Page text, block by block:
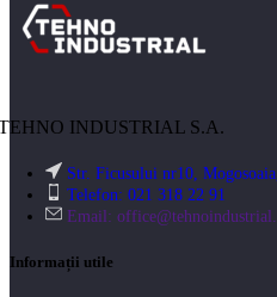
INDUSTRIAL S.A.
Str. Ficusului nr10,
Telefon: 021 318 22 91
Email:
Informații utile